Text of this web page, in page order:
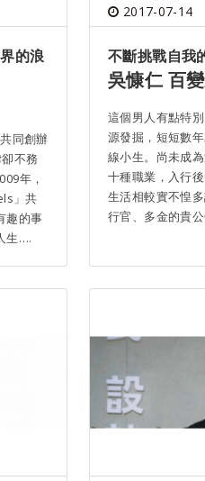
的浪
同創辦
不務
年，
」共
趣的事
生….
2017-07-14
不斷挑戰自我
吳慷仁 百
這個男人有點特
源發掘，短短數
線小生。尚未成
十種職業，入行
生活相較實不惶
行官、多金的貴